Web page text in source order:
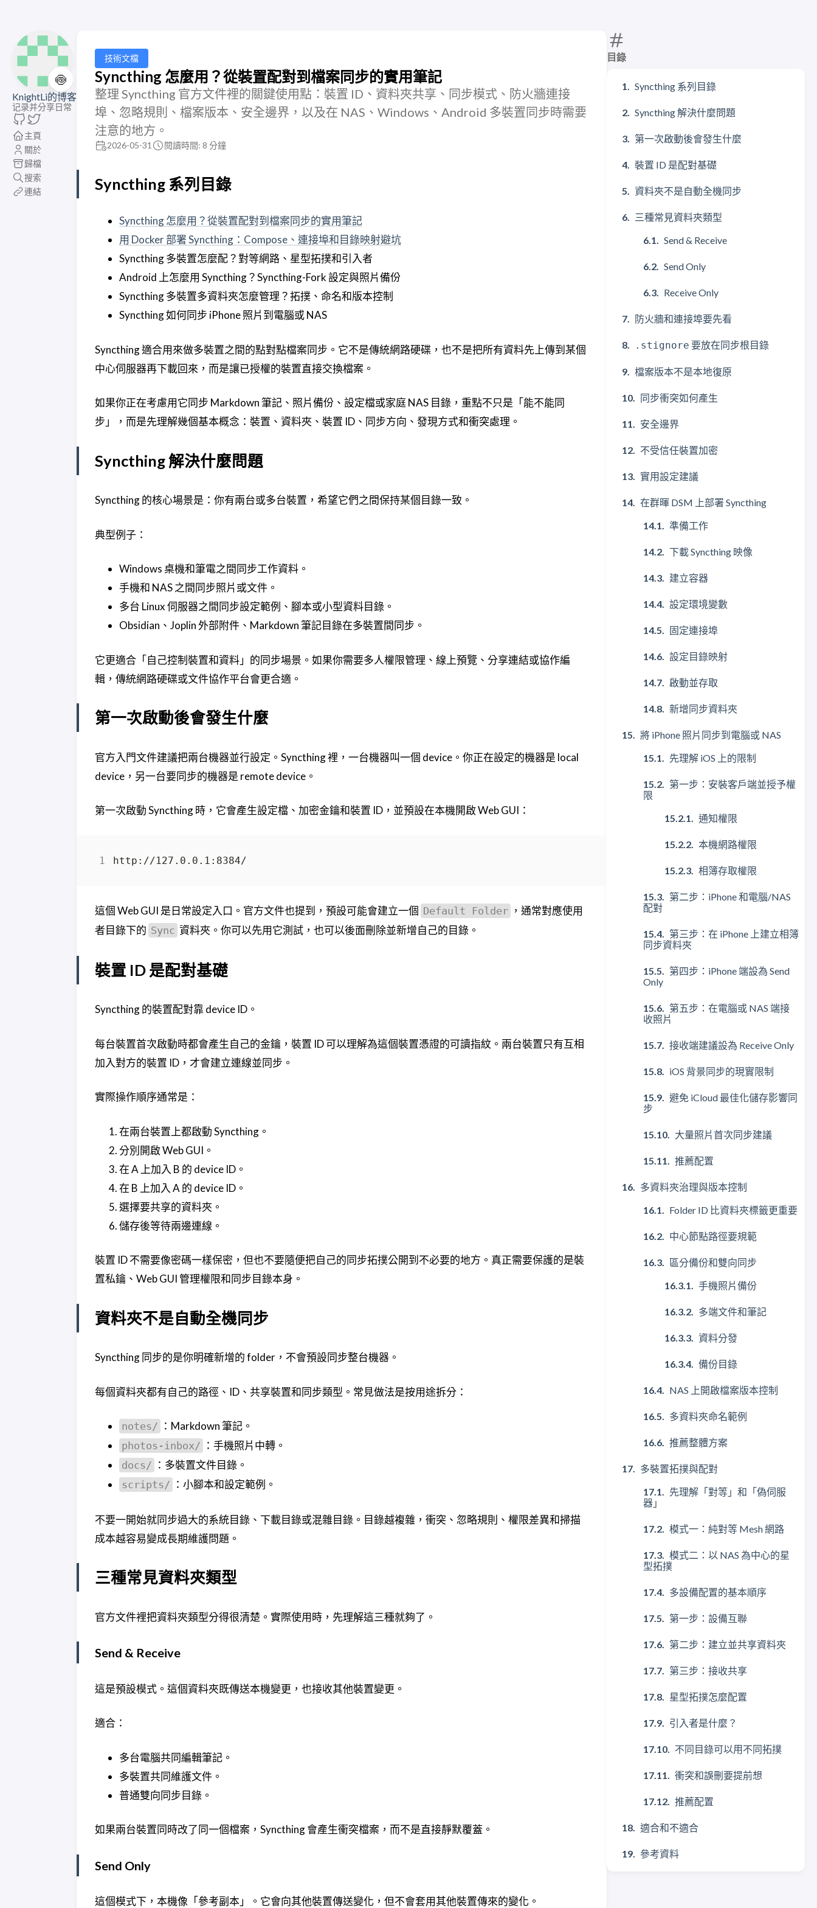
🍥
KnightLi的博客
记录并分享日常
主頁
關於
歸檔
搜索
連結
目錄
Syncthing 系列目錄
Syncthing 解決什麼問題
第一次啟動後會發生什麼
裝置 ID 是配對基礎
資料夾不是自動全機同步
三種常見資料夾類型
Send & Receive
Send Only
Receive Only
防火牆和連接埠要先看
.stignore 要放在同步根目錄
檔案版本不是本地復原
同步衝突如何產生
安全邊界
不受信任裝置加密
實用設定建議
在群暉 DSM 上部署 Syncthing
準備工作
下載 Syncthing 映像
建立容器
設定環境變數
固定連接埠
設定目錄映射
啟動並存取
新增同步資料夾
將 iPhone 照片同步到電腦或 NAS
先理解 iOS 上的限制
第一步：安裝客戶端並授予權
限
通知權限
本機網路權限
相簿存取權限
第二步：iPhone 和電腦/NAS
配對
第三步：在 iPhone 上建立相簿
同步資料夾
第四步：iPhone 端設為 Send
Only
第五步：在電腦或 NAS 端接
收照片
接收端建議設為 Receive Only
iOS 背景同步的現實限制
避免 iCloud 最佳化儲存影響同
步
大量照片首次同步建議
推薦配置
多資料夾治理與版本控制
Folder ID 比資料夾標籤更重要
中心節點路徑要規範
區分備份和雙向同步
手機照片備份
多端文件和筆記
資料分發
備份目錄
NAS 上開啟檔案版本控制
多資料夾命名範例
推薦整體方案
多裝置拓撲與配對
先理解「對等」和「偽伺服
器」
模式一：純對等 Mesh 網路
模式二：以 NAS 為中心的星
型拓撲
多設備配置的基本順序
第一步：設備互聯
第二步：建立並共享資料夾
第三步：接收共享
星型拓撲怎麼配置
引入者是什麼？
不同目錄可以用不同拓撲
衝突和誤刪要提前想
推薦配置
適合和不適合
參考資料
技術文檔
Syncthing 怎麼用？從裝置配對到檔案同步的實用筆記
整理 Syncthing 官方文件裡的關鍵使用點：裝置 ID、資料夾共享、同步模式、防火牆連接
埠、忽略規則、檔案版本、安全邊界，以及在 NAS、Windows、Android 多裝置同步時需要
注意的地方。
2026-05-31 閱讀時間: 8 分鐘
Syncthing 系列目錄
Syncthing 怎麼用？從裝置配對到檔案同步的實用筆記
用 Docker 部署 Syncthing：Compose、連接埠和目錄映射避坑
Syncthing 多裝置怎麼配？對等網路、星型拓撲和引入者
Android 上怎麼用 Syncthing？Syncthing-Fork 設定與照片備份
Syncthing 多裝置多資料夾怎麼管理？拓撲、命名和版本控制
Syncthing 如何同步 iPhone 照片到電腦或 NAS
Syncthing 適合用來做多裝置之間的點對點檔案同步。它不是傳統網路硬碟，也不是把所有資料先上傳到某個
中心伺服器再下載回來，而是讓已授權的裝置直接交換檔案。
如果你正在考慮用它同步 Markdown 筆記、照片備份、設定檔或家庭 NAS 目錄，重點不只是「能不能同
步」，而是先理解幾個基本概念：裝置、資料夾、裝置 ID、同步方向、發現方式和衝突處理。
Syncthing 解決什麼問題
Syncthing 的核心場景是：你有兩台或多台裝置，希望它們之間保持某個目錄一致。
典型例子：
Windows 桌機和筆電之間同步工作資料。
手機和 NAS 之間同步照片或文件。
多台 Linux 伺服器之間同步設定範例、腳本或小型資料目錄。
Obsidian、Joplin 外部附件、Markdown 筆記目錄在多裝置間同步。
它更適合「自己控制裝置和資料」的同步場景。如果你需要多人權限管理、線上預覽、分享連結或協作編
輯，傳統網路硬碟或文件協作平台會更合適。
第一次啟動後會發生什麼
官方入門文件建議把兩台機器並行設定。Syncthing 裡，一台機器叫一個 device。你正在設定的機器是 local
device，另一台要同步的機器是 remote device。
第一次啟動 Syncthing 時，它會產生設定檔、加密金鑰和裝置 ID，並預設在本機開啟 Web GUI：
這個 Web GUI 是日常設定入口。官方文件也提到，預設可能會建立一個 Default Folder ，通常對應使用
者目錄下的 Sync 資料夾。你可以先用它測試，也可以後面刪除並新增自己的目錄。
裝置 ID 是配對基礎
Syncthing 的裝置配對靠 device ID。
每台裝置首次啟動時都會產生自己的金鑰，裝置 ID 可以理解為這個裝置憑證的可讀指紋。兩台裝置只有互相
加入對方的裝置 ID，才會建立連線並同步。
實際操作順序通常是：
在兩台裝置上都啟動 Syncthing。
分別開啟 Web GUI。
在 A 上加入 B 的 device ID。
在 B 上加入 A 的 device ID。
選擇要共享的資料夾。
儲存後等待兩邊連線。
裝置 ID 不需要像密碼一樣保密，但也不要隨便把自己的同步拓撲公開到不必要的地方。真正需要保護的是裝
置私鑰、Web GUI 管理權限和同步目錄本身。
資料夾不是自動全機同步
Syncthing 同步的是你明確新增的 folder，不會預設同步整台機器。
每個資料夾都有自己的路徑、ID、共享裝置和同步類型。常見做法是按用途拆分：
notes/ ：Markdown 筆記。
photos-inbox/ ：手機照片中轉。
docs/ ：多裝置文件目錄。
scripts/ ：小腳本和設定範例。
不要一開始就同步過大的系統目錄、下載目錄或混雜目錄。目錄越複雜，衝突、忽略規則、權限差異和掃描
成本越容易變成長期維護問題。
三種常見資料夾類型
官方文件裡把資料夾類型分得很清楚。實際使用時，先理解這三種就夠了。
Send & Receive
這是預設模式。這個資料夾既傳送本機變更，也接收其他裝置變更。
適合：
多台電腦共同編輯筆記。
多裝置共同維護文件。
普通雙向同步目錄。
如果兩台裝置同時改了同一個檔案，Syncthing 會產生衝突檔案，而不是直接靜默覆蓋。
Send Only
這個模式下，本機像「參考副本」。它會向其他裝置傳送變化，但不會套用其他裝置傳來的變化。